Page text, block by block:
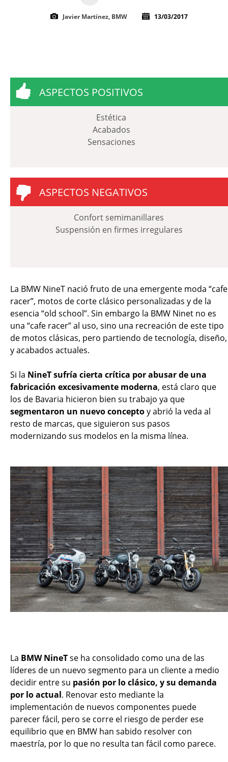
Javier Martínez, BMW 13/03/2017
ASPECTOS POSITIVOS
Estética
Acabados
Sensaciones
ASPECTOS NEGATIVOS
Confort semimanillares
Suspensión en firmes irregulares
La BMW NineT nació fruto de una emergente moda “cafe
racer”, motos de corte clásico personalizadas y de la
esencia “old school”. Sin embargo la BMW Ninet no es
una “cafe racer” al uso, sino una recreación de este tipo
de motos clásicas, pero partiendo de tecnología, diseño,
y acabados actuales.
Si la NineT sufría cierta crítica por abusar de una
fabricación excesivamente moderna, está claro que
los de Bavaria hicieron bien su trabajo ya que
segmentaron un nuevo conceptoy abrió la veda al
resto de marcas, que siguieron sus pasos
modernizando sus modelos en la misma línea.
La BMW NineTse ha consolidado como una de las
líderes de un nuevo segmento para un cliente a medio
decidir entre su pasión por lo clásico, y su demanda
por lo actual. Renovar esto mediante la
implementación de nuevos componentes puede
parecer fácil, pero se corre el riesgo de perder ese
equilibrio que en BMW han sabido resolver con
maestría, por lo que no resulta tan fácil como parece.